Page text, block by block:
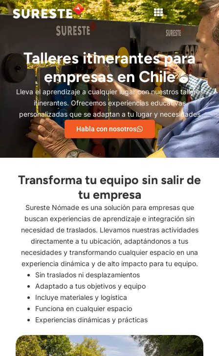
Talleres itinerantes para
empresas en Chile
Lleva el aprendizaje a cualquier lugar con nuestros talleres
itinerantes. Ofrecemos experiencias educativas
personalizadas que se adaptan a tu lugar y necesidades
Habla con nosotros
Transforma tu equipo sin salir de
tu empresa
Sureste Nómade es una solución para empresas que
buscan experiencias de aprendizaje e integración sin
necesidad de traslados. Llevamos nuestras actividades
directamente a tu ubicación, adaptándonos a tus
necesidades y transformando cualquier espacio en una
experiencia dinámica y de alto impacto para tu equipo.
Sin traslados ni desplazamientos
Adaptado a tus objetivos y equipo
Incluye materiales y logística
Funciona en cualquier espacio
Experiencias dinámicas y prácticas